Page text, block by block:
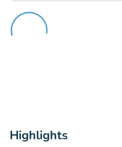
Highlights